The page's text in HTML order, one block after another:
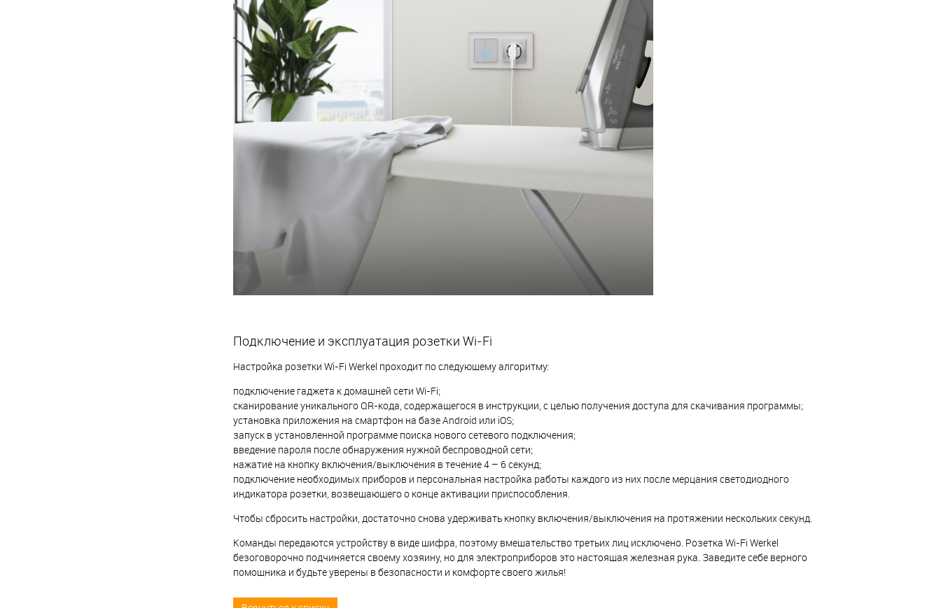
Подключение и эксплуатация розетки Wi-Fi
Настройка розетки Wi-Fi Werkel проходит по следующему алгоритму:
подключение гаджета к домашней сети Wi-Fi;
сканирование уникального QR-кода, содержащегося в инструкции, с целью получения доступа для скачивания программы;
установка приложения на смартфон на базе Android или iOS;
запуск в установленной программе поиска нового сетевого подключения;
введение пароля после обнаружения нужной беспроводной сети;
нажатие на кнопку включения/выключения в течение 4 – 6 секунд;
подключение необходимых приборов и персональная настройка работы каждого из них после мерцания светодиодного
индикатора розетки, возвещающего о конце активации приспособления.
Чтобы сбросить настройки, достаточно снова удерживать кнопку включения/выключения на протяжении нескольких секунд.
Команды передаются устройству в виде шифра, поэтому вмешательство третьих лиц исключено. Розетка Wi-Fi Werkel
безоговорочно подчиняется своему хозяину, но для электроприборов это настоящая железная рука. Заведите себе верного
помощника и будьте уверены в безопасности и комфорте своего жилья!